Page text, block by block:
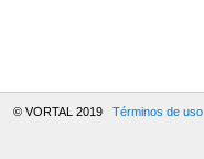
© VORTAL 2019 Términos de uso